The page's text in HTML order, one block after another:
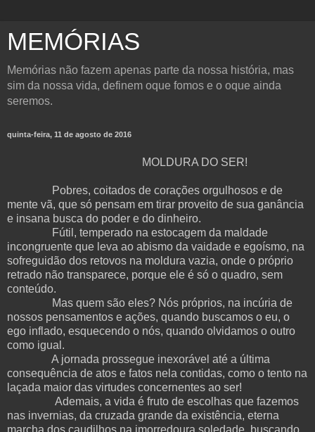
MEMÓRIAS
Memórias não fazem apenas parte da nossa história, mas
sim da nossa vida, definem oque fomos e o oque ainda
seremos.
quinta-feira, 11 de agosto de 2016
MOLDURA DO SER!
Pobres, coitados de corações orgulhosos e de
mente vã, que só pensam em tirar proveito de sua ganância
e insana busca do poder e do dinheiro.
Fútil, temperado na estocagem da maldade
incongruente que leva ao abismo da vaidade e egoísmo, na
sofreguidão dos retovos na moldura vazia, onde o próprio
retrado não transparece, porque ele é só o quadro, sem
conteúdo.
Mas quem são eles? Nós próprios, na incúria de
nossos pensamentos e ações, quando buscamos o eu, o
ego inflado, esquecendo o nós, quando olvidamos o outro
como igual.
A jornada prossegue inexorável até a última
consequência de atos e fatos nela contidas, como o tento na
laçada maior das virtudes concernentes ao ser!
Ademais, a vida é fruto de escolhas que fazemos
nas invernias, da cruzada grande da existência, eterna
marcha dos caudilhos na imorredoura soledade, buscando